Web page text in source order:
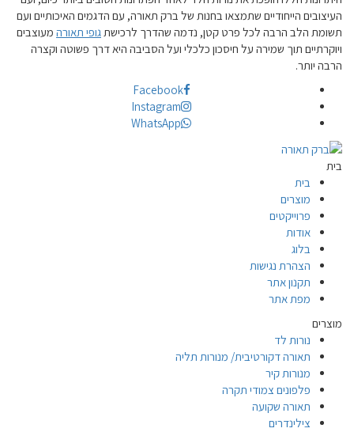
העיצובים הייחודיים שתמצאו בחנות של ברק תאורה, עם הדגמים האיכותיים ועם
תשומת הלב הרבה לכל פרט קטן, נדמה שהדרך לרכישת גופי תאורה מעוצבים
ויוקרתיים תוך שמירה על חיסכון כלכלי ועל הסביבה היא דרך פשוטה וקצרה
הרבה יותר.
Facebook
Instagram
WhatsApp
בית
בית
מוצרים
פרוייקטים
אודות
בלוג
הצהרת נגישות
תקנון אתר
מפת אתר
מוצרים
נורות לד
תאורה דקורטיבית/ מנורות תליה
מנורות קיר
פלפונים צמודי תקרה
תאורה שקועה
צילינדרים